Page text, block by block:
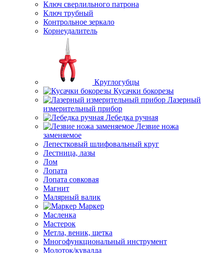
Ключ сверлильного патрона
Ключ трубный
Контрольное зеркало
Корнеудалитель
Круглогубцы
Кусачки бокорезы
Лазерный
измерительный прибор
Лебедка ручная
Лезвие ножа
заменяемое
Лепестковый шлифовальный круг
Лестница, лазы
Лом
Лопата
Лопата совковая
Магнит
Малярный валик
Маркер
Масленка
Мастерок
Метла, веник, щетка
Многофункциональный инструмент
Молоток/кувалда